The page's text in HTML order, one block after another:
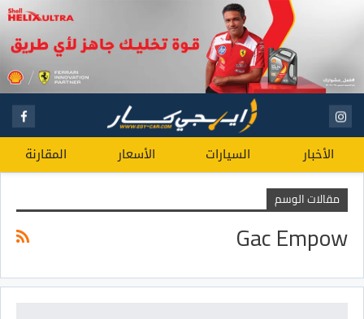
الأخبار السيارات الأسعار المقارنة
مقالات الوسم
Gac Empow